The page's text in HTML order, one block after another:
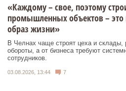
«Каждому – свое, поэтому
промышленных объектов – это
образ жизни»
В Челнах чаще строят цеха и склады,
обороты, а от бизнеса требуют
сотрудников.
03.08.2026, 13:44 7